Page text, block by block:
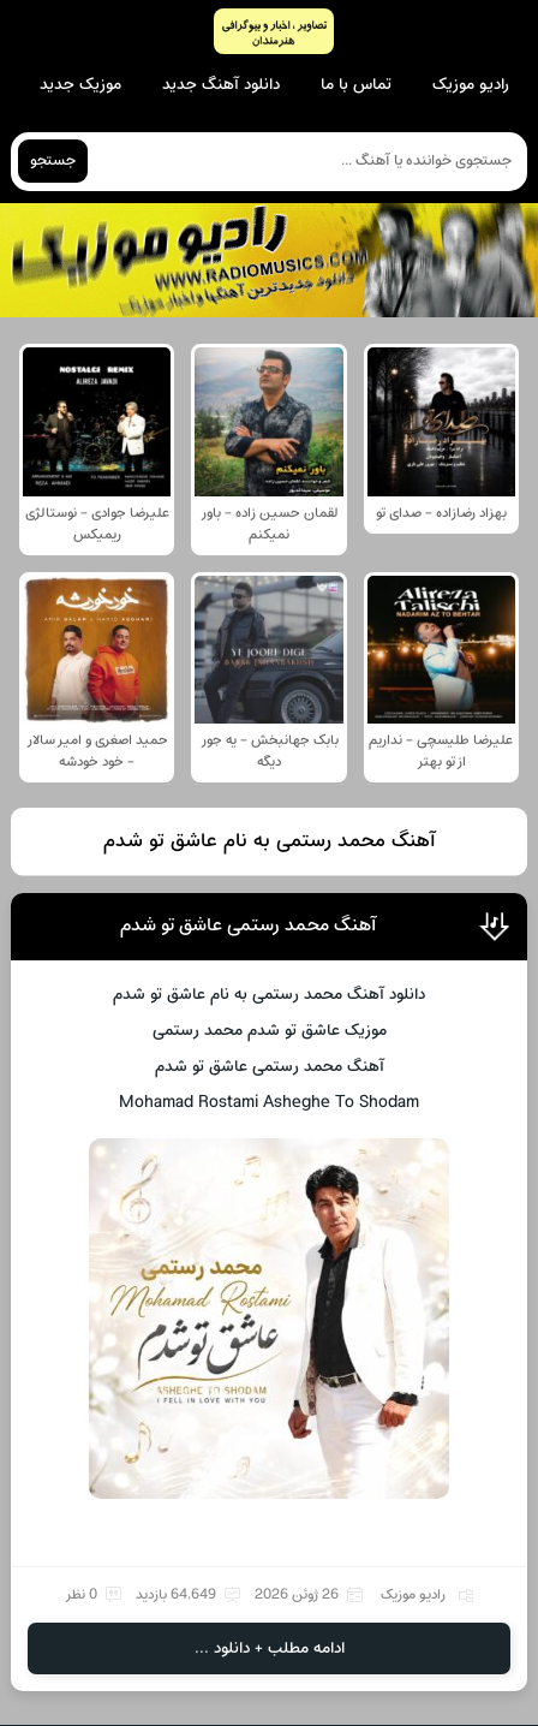
رادیو موزیک تماس با ما دانلود آهنگ جدید موزیک جدید
جستجو
بهزاد رضازاده - صدای تو
لقمان حسین زاده - باور
نمیکنم
علیرضا جوادی - نوستالژی
ریمیکس
علیرضا طلیسچی - نداریم
از تو بهتر
بابک جهانبخش - یه جور
دیگه
حمید اصغری و امیر سالار
- خود خودشه
آهنگ محمد رستمی به نام عاشق تو شدم
آهنگ محمد رستمی عاشق تو شدم
دانلود آهنگ محمد رستمی به نام عاشق تو شدم
موزیک عاشق تو شدم محمد رستمی
آهنگ محمد رستمی عاشق تو شدم
Mohamad Rostami Asheghe To Shodam
رادیو موزیک 26 ژوئن 2026 64,649 بازدید 0 نظر
ادامه مطلب + دانلود ...